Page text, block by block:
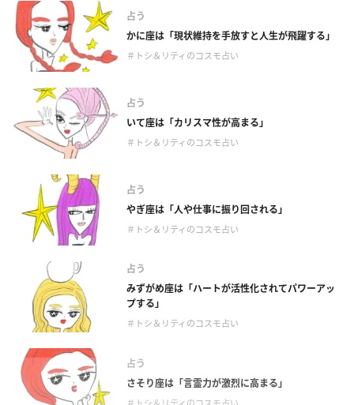
占う
かに座は「現状維持を手放すと人生が飛躍する」
＃トシ＆リティのコスモ占い
占う
いて座は「カリスマ性が高まる」
＃トシ＆リティのコスモ占い
占う
やぎ座は「人や仕事に振り回される」
＃トシ＆リティのコスモ占い
占う
みずがめ座は「ハートが活性化されてパワーアッ
プする」
＃トシ＆リティのコスモ占い
占う
さそり座は「言霊力が激烈に高まる」